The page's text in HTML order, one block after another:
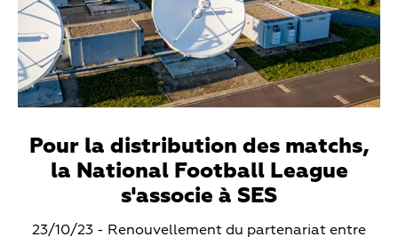
Pour la distribution des matchs,
la National Football League
s'associe à SES
Teaser
23/10/23 - Renouvellement du partenariat entre